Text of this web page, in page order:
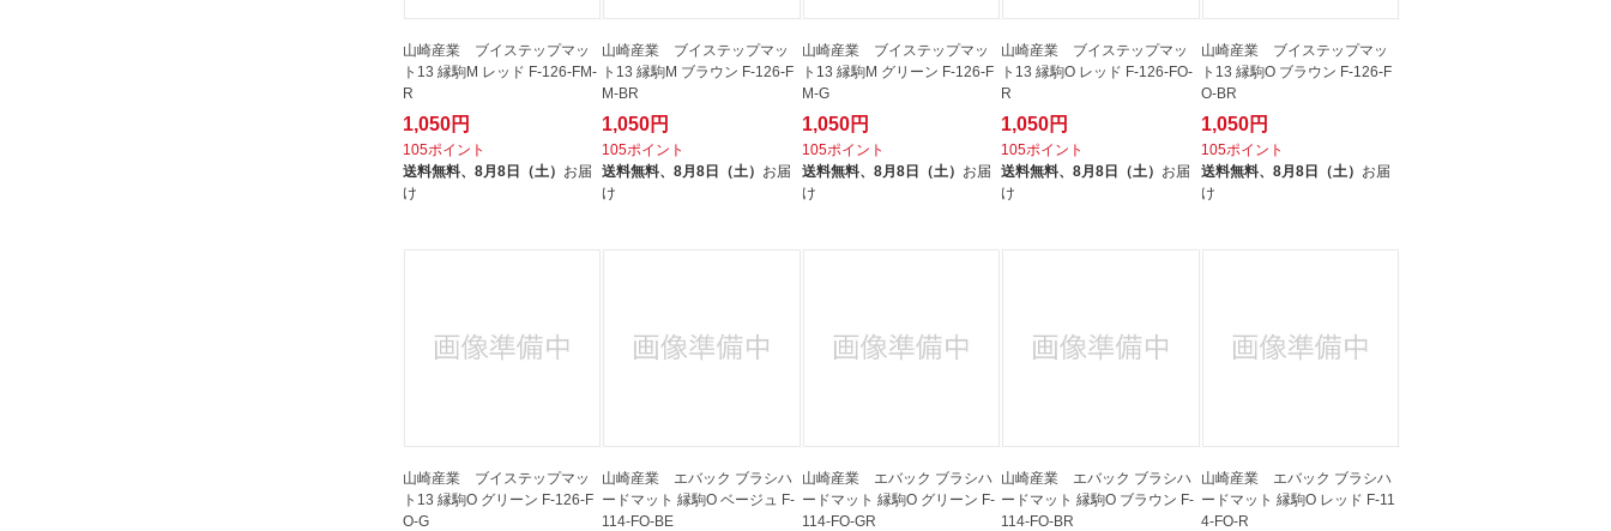
山崎産業 ブイステップマッ
ト13 縁駒M レッド F-126-FM-
R
1,050円
105ポイント
送料無料、 8月8日（土） お届
け
山崎産業 ブイステップマッ
ト13 縁駒M ブラウン F-126-F
M-BR
1,050円
105ポイント
送料無料、8月8日（土） お届
け
山崎産業 ブイステップマッ
ト13 縁駒M グリーン F-126-F
M-G
1,050円
105ポイント
送料無料、 8月8日（土） お届
け
山崎産業 ブイステップマッ
ト13 縁駒O レッド F-126-FO-
R
1,050円
105ポイント
送料無料、8月8日（土） お届
け
山崎産業 ブイステップマッ
ト13 縁駒O ブラウン F-126-F
O-BR
1,050円
105ポイント
送料無料、 8月8日（土） お届
け
山崎産業 ブイステップマッ
ト13 縁駒O グリーン F-126-F
O-G
山崎産業 エバック ブラシハ
ードマット 縁駒O ベージュ F-
114-FO-BE
山崎産業 エバック ブラシハ
ードマット 縁駒O グリーン F-
114-FO-GR
山崎産業 エバック ブラシハ
ードマット 縁駒O ブラウン F-
114-FO-BR
山崎産業 エバック ブラシハ
ードマット 縁駒O レッド F-11
4-FO-R